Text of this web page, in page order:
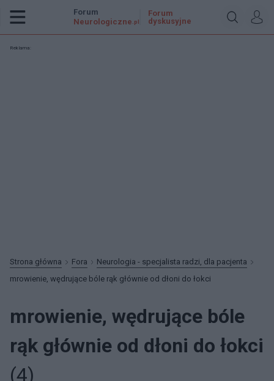
Forum
Neurologiczne .pl
Forum
dyskusyjne
Reklama:
Strona główna Fora
Neurologia - specjalista radzi, dla pacjenta
mrowienie, wędrujące bóle rąk głównie od dłoni do łokci
mrowienie, wędrujące bóle
rąk głównie od dłoni do łokci
(4)